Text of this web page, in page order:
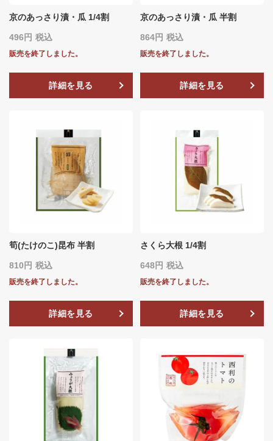
京のあっさり漬・瓜 1/4割
496 税込
販売を終了しました。
詳細を見る
京のあっさり漬・瓜 半割
864 税込
販売を終了しました。
詳細を見る
筍(たけのこ)昆布 半割
810 税込
販売を終了しました。
詳細を見る
さくら大根 1/4割
648 税込
販売を終了しました。
詳細を見る